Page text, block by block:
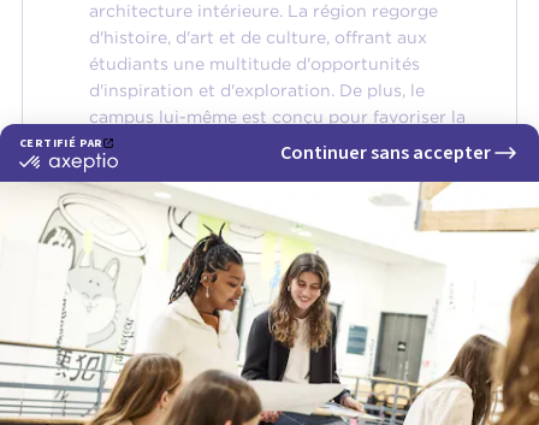
architecture intérieure. La région regorge
d'histoire, d'art et de culture, offrant aux
étudiants une multitude d'opportunités
d'inspiration et d'exploration. De plus, le
campus lui-même est conçu pour favoriser la
créativité, avec des espaces modernes et des
équipements de pointe qui encouragent la
collaboration et l'innovation.
En combinant excellence académique et
environnement inspirant, l'école d'architecture
intérieure CREAD Aix-en-Provence offre aux
étudiants une expérience éducative enrichissante et
stimulante.
Retrouvez ci-dessous quelques exemples de